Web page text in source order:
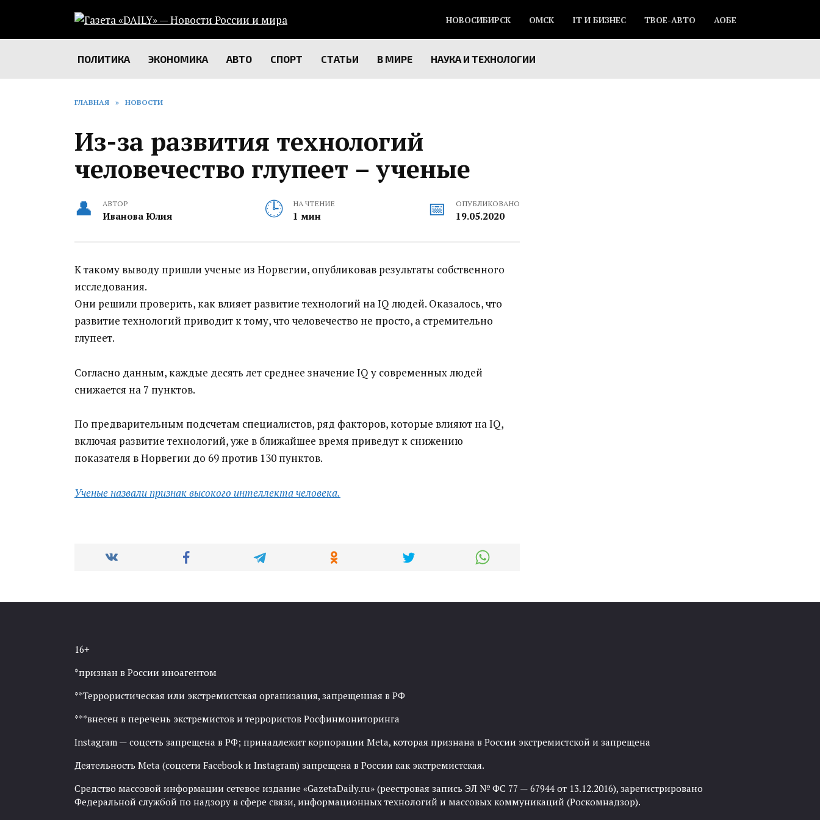
содержанию
НОВОСИБИРСК ОМСК IT И БИЗНЕС ТВОЕ-АВТО АОБЕ
ПОЛИТИКА ЭКОНОМИКА АВТО СПОРТ СТАТЬИ В МИРЕ НАУКА И ТЕХНОЛОГИИ
ГЛАВНАЯ » НОВОСТИ
Из-за развития технологий
человечество глупеет – ученые
АВТОР
Иванова Юлия
НА ЧТЕНИЕ
1 мин
ОПУБЛИКОВАНО
19.05.2020
К такому выводу пришли ученые из Норвегии, опубликовав результаты собственного
исследования.
Они решили проверить, как влияет развитие технологий на IQ людей. Оказалось, что
развитие технологий приводит к тому, что человечество не просто, а стремительно
глупеет.
Согласно данным, каждые десять лет среднее значение IQ у современных людей
снижается на 7 пунктов.
По предварительным подсчетам специалистов, ряд факторов, которые влияют на IQ,
включая развитие технологий, уже в ближайшее время приведут к снижению
показателя в Норвегии до 69 против 130 пунктов.
Ученые назвали признак высокого интеллекта человека.
16+
*признан в России иноагентом
**Террористическая или экстремистская организация, запрещенная в РФ
***внесен в перечень экстремистов и террористов Росфинмониторинга
Instagram — соцсеть запрещена в РФ; принадлежит корпорации Meta, которая признана в России экстремистской и запрещена
Деятельность Meta (соцсети Facebook и Instagram) запрещена в России как экстремистская.
Средство массовой информации сетевое издание «GazetaDaily.ru» (реестровая запись ЭЛ № ФС 77 — 67944 от 13.12.2016), зарегистрировано
Федеральной службой по надзору в сфере связи, информационных технологий и массовых коммуникаций (Роскомнадзор).